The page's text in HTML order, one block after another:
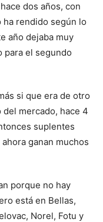
dos años, con
ha rendido según lo
año dejaba muy
para el segundo
si que era de otro
mercado, hace 4
suplentes
ganan muchos
porque no hay
está en Bellas,
Norel, Fotu y